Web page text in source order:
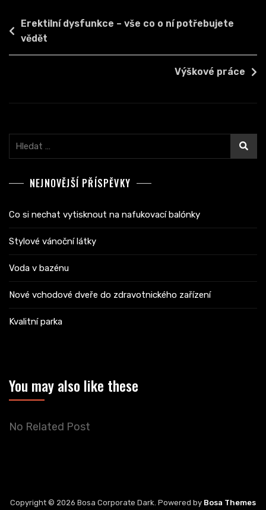
Navigace
pro
příspěvek
Erektilní dysfunkce – vše co o ní potřebujete
vědět
Výškové práce
Vyhledávání
NEJNOVĚJŠÍ PŘÍSPĚVKY
Co si nechat vytisknout na nafukovací balónky
Stylové vánoční látky
Voda v bazénu
Nové vchodové dveře do zdravotnického zařízení
Kvalitní parka
You may also like these
No Related Post
Copyright © 2026 Bosa Corporate Dark. Powered by Bosa Themes